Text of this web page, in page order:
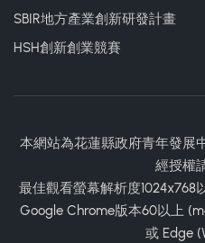
SBIR地方產業創新研發計畫
HSH創新創業競賽
本網站為花蓮縣政府青年發展
經授權
最佳觀看螢幕解析度1024x768
Google Chrome版本60以上
或 Edge